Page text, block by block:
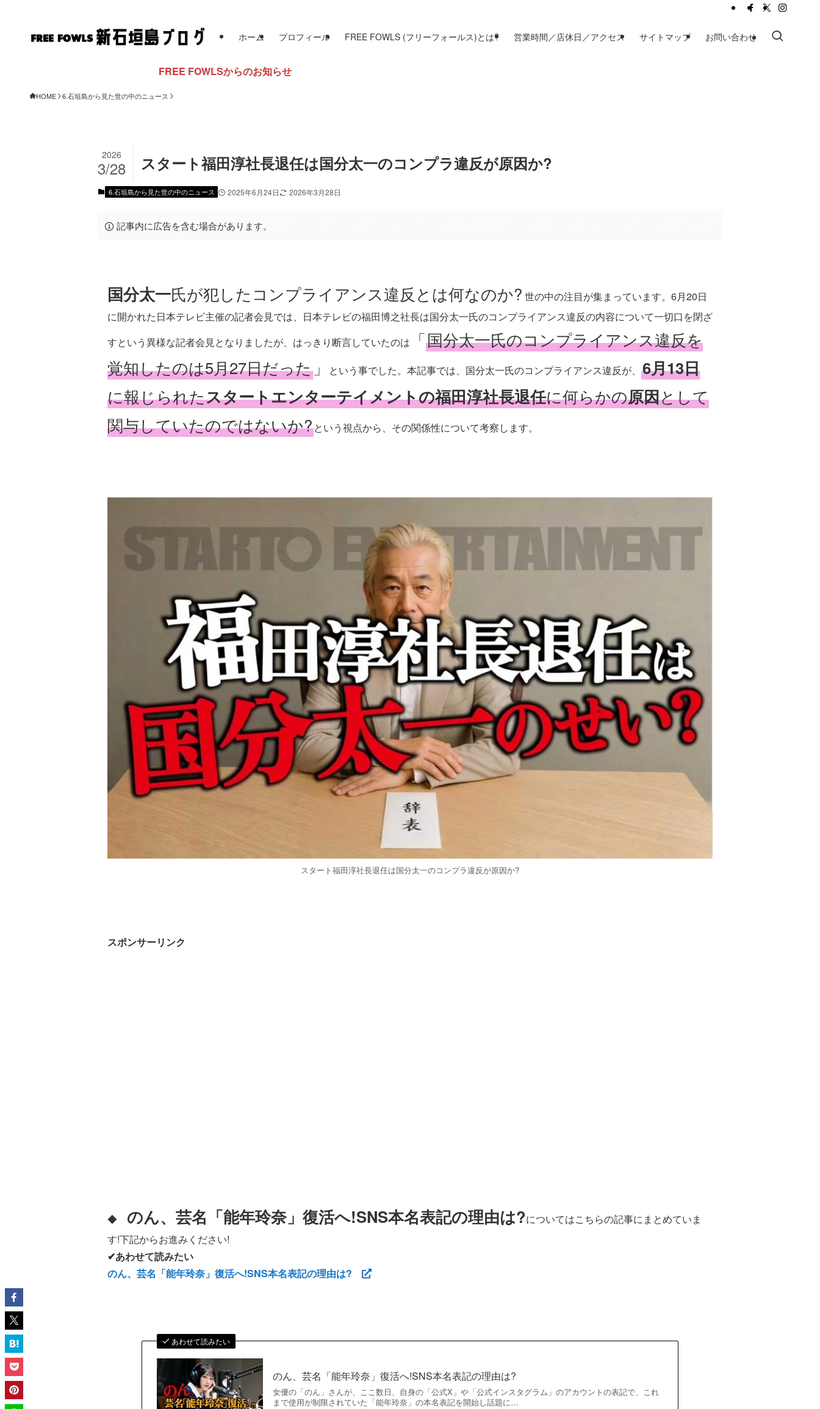
ホーム プロフィール FREE FOWLS (フリーフォールス)とは? 営業時間／店休日／アクセス サイトマップ お問い合わせ
FREE FOWLSからのお知らせ
HOME 6.石垣島から見た世の中のニュース
スタート福田淳社長退任は国分太一のコンプラ違反が原因か?
2026
3/28
6.石垣島から見た世の中のニュース 2025年6月24日 2026年3月28日
記事内に広告を含む場合があります。
国分太一氏が犯したコンプライアンス違反とは何なのか? 世の中の注目が集まっています。6月20日
に開かれた日本テレビ主催の記者会見では、日本テレビの福田博之社長は国分太一氏のコンプライアンス違反の内容について一切口を閉ざ
すという異様な記者会見となりましたが、はっきり断言していたのは
「国分太一氏のコンプライアンス違反を
覚知したのは5月27日だった 」 という事でした。本記事では、国分太一氏のコンプライアンス違反が、 6月13日
に報じられたスタートエンターテイメントの福田淳社長退任に何らかの原因として
関与していたのではないか?という視点から、その関係性について考察します。
スタート福田淳社長退任は国分太一のコンプラ違反が原因か?
スポンサーリンク
◆ のん、芸名「能年玲奈」復活へ!SNS本名表記の理由は?についてはこちらの記事にまとめていま
す!下記からお進みください!
✔あわせて読みたい
のん、芸名「能年玲奈」復活へ!SNS本名表記の理由は?
あわせて読みたい
のん、芸名「能年玲奈」復活へ!SNS本名表記の理由は?
女優の「のん」さんが、ここ数日、自身の「公式X」や「公式インスタグラム」のアカウントの表記で、これ
まで使用が制限されていた「能年玲奈」の本名表記を開始し話題に…